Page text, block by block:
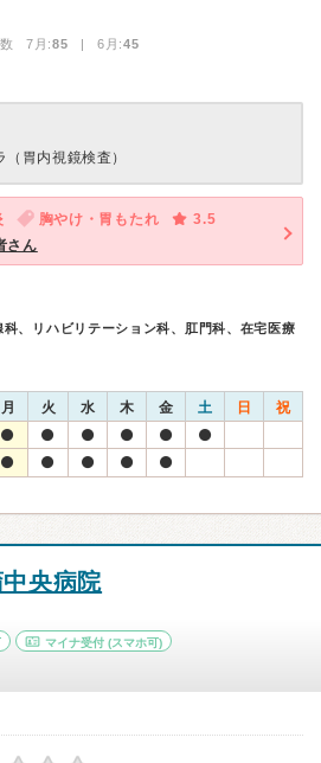
数 7月:85 | 6月:45
（胃内視鏡検査）
胸やけ・胃もたれ
3.5
さん
科、リハビリテーション科、肛門科、在宅医療
月 火 水 木 金 土 日 祝
央病院
マイナ受付 (スマホ可)